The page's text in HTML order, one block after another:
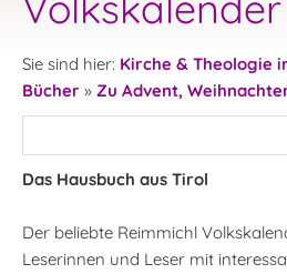
Sie sind hier: Kirche & Theologie
Bücher » Zu Advent,
Das Hausbuch aus Tirol
Der beliebte Reimmichl
Leserinnen und Leser mit